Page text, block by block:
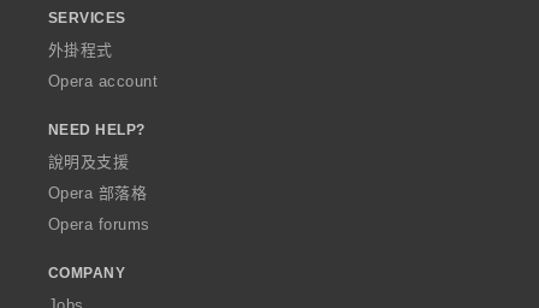
SERVICES
外掛程式
Opera account
NEED HELP?
說明及支援
Opera 部落格
Opera forums
COMPANY